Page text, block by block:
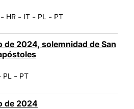
- HR - IT - PL - PT
de 2024, solemnidad de San
PL - PT
de 2024